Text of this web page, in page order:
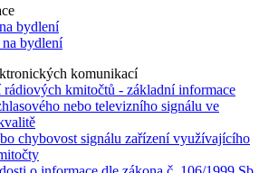
bydlení
bydlení
komunikací
kmitočtů - základní informace
nebo televizního signálu ve
chybovost signálu zařízení využívajícího